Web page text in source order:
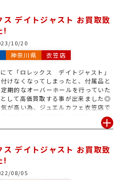
ス デイトジャスト お買取致
!
10/20
神奈川県 衣笠店
て「ロレックス デイトジャスト」
けなくなってしまったと、付属品と
期的なオーバーホールを行っていた
して高価買取する事が出来ました◎
が高い為、ジュエルカフェ衣笠店で
独自の多彩な販売ルートが御座いま
大歓迎ですので、気になるロレック
さいませ！
ス デイトジャスト お買取致
!
08/05